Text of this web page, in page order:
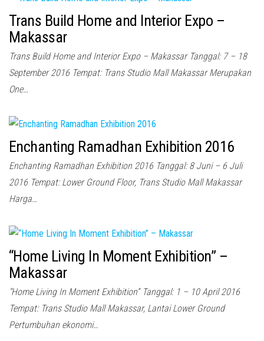
Trans Build Home and Interior Expo –
Makassar
Trans Build Home and Interior Expo – Makassar Tanggal: 7 – 18
September 2016 Tempat: Trans Studio Mall Makassar Merupakan
One…
Enchanting Ramadhan Exhibition 2016
Enchanting Ramadhan Exhibition 2016 Tanggal: 8 Juni – 6 Juli
2016 Tempat: Lower Ground Floor, Trans Studio Mall Makassar
Harga…
“Home Living In Moment Exhibition” –
Makassar
“Home Living In Moment Exhibition” Tanggal: 1 – 10 April 2016
Tempat: Trans Studio Mall Makassar, Lantai Lower Ground
Pertumbuhan ekonomi…